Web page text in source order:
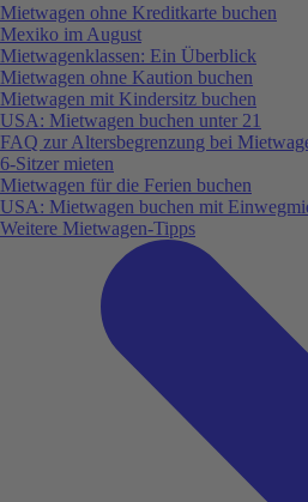
Mietwagen ohne Kreditkarte buchen
Mexiko im August
Mietwagenklassen: Ein Überblick
Mietwagen ohne Kaution buchen
Mietwagen mit Kindersitz buchen
USA: Mietwagen buchen unter 21
FAQ zur Altersbegrenzung bei
6-Sitzer mieten
Mietwagen für die Ferien buchen
USA: Mietwagen buchen mit
Weitere Mietwagen-Tipps